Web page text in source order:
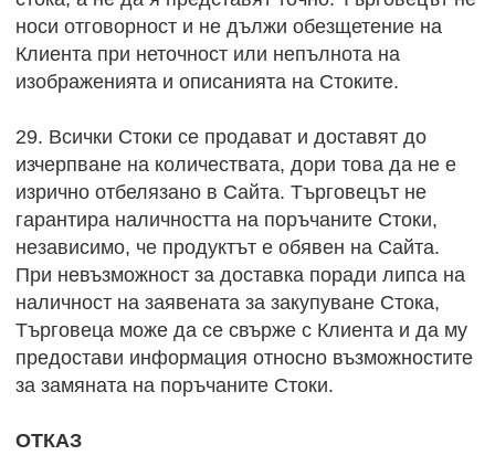
носи отговорност и не дължи обезщетение на
Клиента при неточност или непълнота на
изображенията и описанията на Стоките.
29. Всички Стоки се продават и доставят до
изчерпване на количествата, дори това да не е
изрично отбелязано в Сайта. Търговецът не
гарантира наличността на поръчаните Стоки,
независимо, че продуктът е обявен на Сайта.
При невъзможност за доставка поради липса на
наличност на заявената за закупуване Стока,
Търговеца може да се свърже с Клиента и да му
предостави информация относно възможностите
за замяната на поръчаните Стоки.
ОТКАЗ